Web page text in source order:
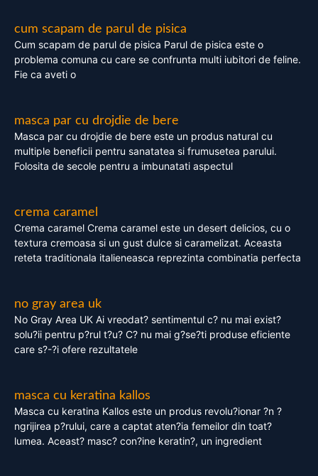
cum scapam de parul de pisica
Cum scapam de parul de pisica Parul de pisica este o
problema comuna cu care se confrunta multi iubitori de feline.
Fie ca aveti o
masca par cu drojdie de bere
Masca par cu drojdie de bere este un produs natural cu
multiple beneficii pentru sanatatea si frumusetea parului.
Folosita de secole pentru a imbunatati aspectul
crema caramel
Crema caramel Crema caramel este un desert delicios, cu o
textura cremoasa si un gust dulce si caramelizat. Aceasta
reteta traditionala italieneasca reprezinta combinatia perfecta
no gray area uk
No Gray Area UK Ai vreodat? sentimentul c? nu mai exist?
solu?ii pentru p?rul t?u? C? nu mai g?se?ti produse eficiente
care s?-?i ofere rezultatele
masca cu keratina kallos
Masca cu keratina Kallos este un produs revolu?ionar ?n ?
ngrijirea p?rului, care a captat aten?ia femeilor din toat?
lumea. Aceast? masc? con?ine keratin?, un ingredient